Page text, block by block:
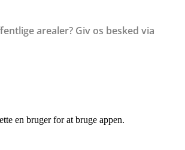
arealer? Giv os besked via
en bruger for at bruge appen.